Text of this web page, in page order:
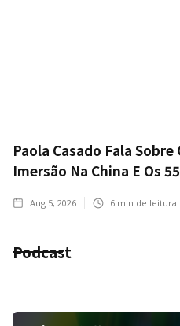
Paola Casado Fala
Imersão Na China E Os
Aug 5, 2026 6 min de leitura
Podcast